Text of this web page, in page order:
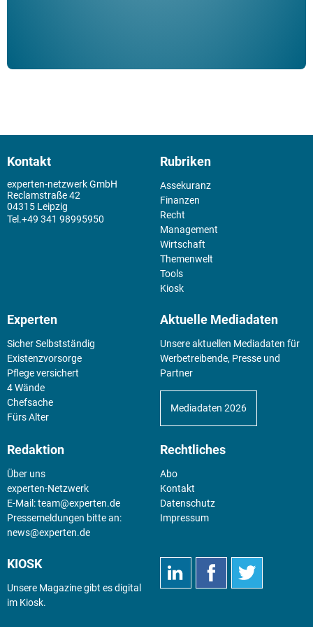
Kontakt
experten-netzwerk GmbH
Reclamstraße 42
04315 Leipzig
+49 341 98995950
Rubriken
Assekuranz
Finanzen
Recht
Management
Wirtschaft
Themenwelt
Tools
Kiosk
Experten
Sicher Selbstständig
Existenz­vorsorge
Pflege versichert
4 Wände
Chefsache
Fürs Alter
Aktuelle Mediadaten
Unsere aktuellen Mediadaten für
Werbetreibende, Presse und
Partner
Mediadaten 2026
Redaktion
Über uns
experten-Netzwerk
E-Mail:team@experten.de
Pressemeldungen bitte an:
news@experten.de
Rechtliches
Abo
Kontakt
Datenschutz
Impressum
KIOSK
Unsere Magazine gibt es digital
im Kiosk.